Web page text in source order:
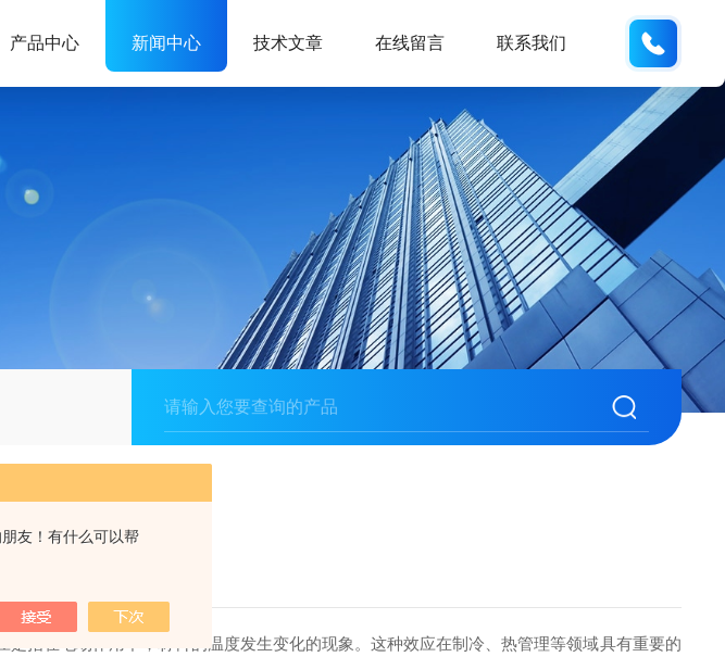
友！有什么可以帮
产品中心 新闻中心 技术文章 在线留言 联系我们
在电场作用下，材料的温度发生变化的现象。这种效应在制冷、热管理等领域具有重要的